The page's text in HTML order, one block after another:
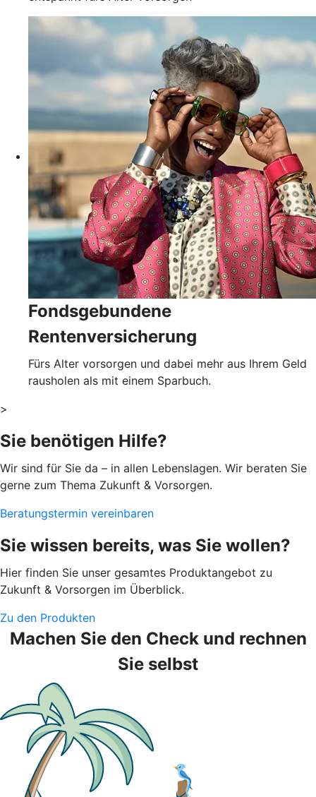
Fondsgebundene
Rentenversicherung
Fürs Alter vorsorgen und dabei mehr aus Ihrem Geld
rausholen als mit einem Sparbuch.
>
Sie benötigen Hilfe?
Wir sind für Sie da – in allen Lebenslagen. Wir beraten Sie
gerne zum Thema Zukunft & Vorsorgen.
Beratungstermin vereinbaren
Sie wissen bereits, was Sie wollen?
Hier finden Sie unser gesamtes Produktangebot zu
Zukunft & Vorsorgen im Überblick.
Zu den Produkten
Machen Sie den Check und rechnen
Sie selbst